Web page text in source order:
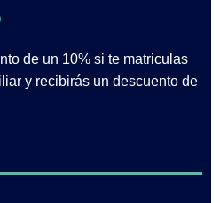
de un 10% si te matriculas
y recibirás un descuento de